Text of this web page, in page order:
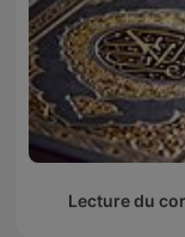
Lecture du